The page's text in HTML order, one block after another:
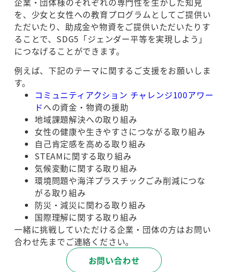
を、少女と女性への教育プログラムとしてご提供い
ただいたり、助成金や物資をご提供いただいたりす
ることで、SDG5「ジェンダー平等を実現しよう」
につなげることができます。
例えば、下記のテーマに関するご支援をお願いしま
す。
コミュニティアクション チャレンジ100アワー
ドへの資金・物資の援助
地域課題解決への取り組み
女性の健康や生きやすさにつながる取り組み
自己肯定感を高める取り組み
STEAMに関する取り組み
気候変動に関する取り組み
環境問題や海洋プラスチックごみ削減につな
がる取り組み
防災・減災に関わる取り組み
国際理解に関する取り組み
一緒に挑戦していただける企業・団体の方はお問い
合わせ先までご連絡ください。
お問い合わせ